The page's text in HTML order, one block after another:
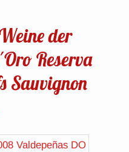
der
Reserva
Sauvignon